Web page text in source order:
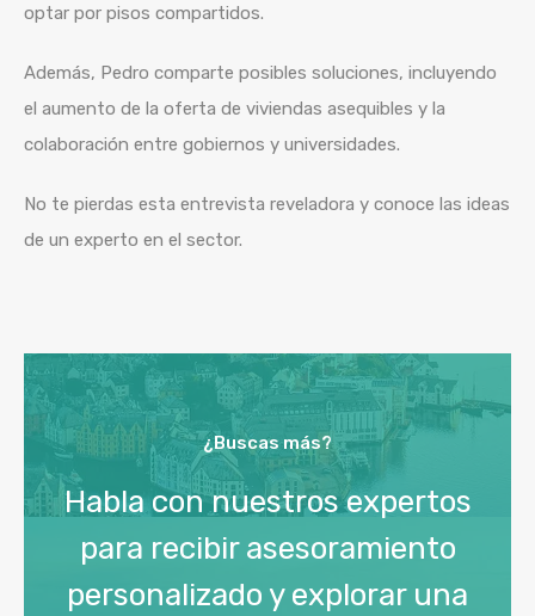
optar por pisos compartidos.
Además, Pedro comparte posibles soluciones, incluyendo
el aumento de la oferta de viviendas asequibles y la
colaboración entre gobiernos y universidades.
No te pierdas esta entrevista reveladora y conoce las ideas
de un experto en el sector.
¿Buscas más?
Habla con nuestros expertos
para recibir asesoramiento
personalizado y explorar una